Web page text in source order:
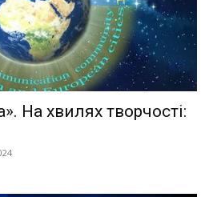
На хвилях творчості: